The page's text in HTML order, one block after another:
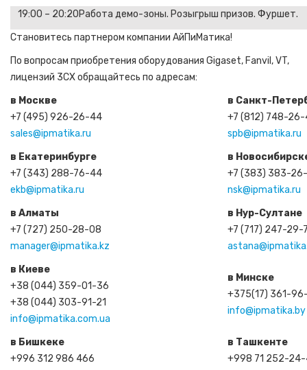
19:00 – 20:20Работа демо-зоны. Розыгрыш призов. Фуршет.
Становитесь партнером компании АйПиМатика!
По вопросам приобретения оборудования Gigaset, Fanvil, VT,
лицензий 3CX обращайтесь по адресам:
в Москве
+7 (495) 926-26-44
sales@ipmatika.ru
в Санкт-
+7 (812) 748-
spb@ipmatika.ru
в Екатеринбурге
+7 (343) 288-76-44
ekb@ipmatika.ru
в
+7 (383) 383-
nsk@ipmatika.ru
в Алматы
+7 (727) 250-28-08
manager@ipmatika.kz
в Нур-Султане
+7 (717) 247-29-
в Киеве
+38 (044) 359-01-36
+38 (044) 303-91-21
info@ipmatika.com.ua
в Минске
+375(17) 361-
info@ipmatika.by
в Бишкеке
+996 312 986 466
в Ташкенте
+998 71 252-